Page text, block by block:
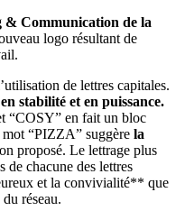
Communication de la
logo résultant de
de lettres capitales.
stabilité et en puissance.
“COSY” en fait un bloc
“PIZZA” suggère la
proposé. Le lettrage plus
de chacune des lettres
et la convivialité** que
réseau.